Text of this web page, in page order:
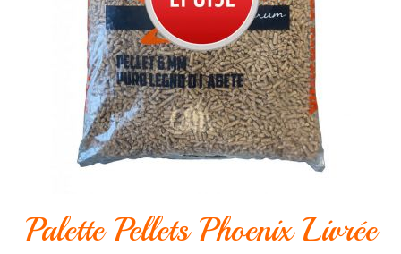
Palette Pellets Phoenix Livrée